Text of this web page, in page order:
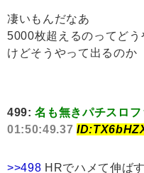
凄いもんだなあ
5000枚超えるのってど
けどそうやって出るのか
499:名も無きパチスロフ
01:50:49.37
>>498 HRでハメて伸ば